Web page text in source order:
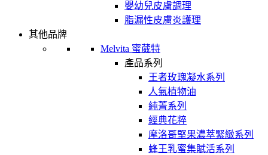
嬰幼兒皮膚調理
脂漏性皮膚炎護理
其他品牌
Melvita 蜜葳特
產品系列
王者玫瑰凝水系列
人氣植物油
純菁系列
經典花粹
摩洛哥堅果濃萃緊緻系列
蜂王乳蜜集賦活系列